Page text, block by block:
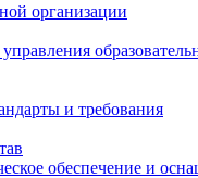
организации
и требования
обеспечение и